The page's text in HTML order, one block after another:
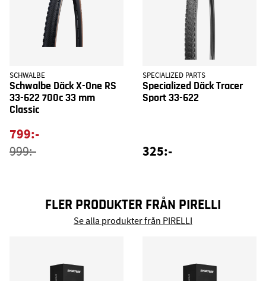
SCHWALBE
Schwalbe Däck X-One RS
33-622 700c 33 mm
Classic
799:-
999:-
SPECIALIZED PARTS
Specialized Däck Tracer
Sport 33-622
325:-
FLER PRODUKTER FRÅN PIRELLI
Se alla produkter från PIRELLI